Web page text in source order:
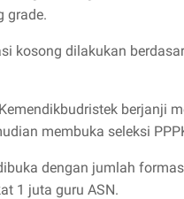
grade.
kosong dilakukan
berjanji
membuka seleksi
dengan jumlah
1 juta guru ASN.